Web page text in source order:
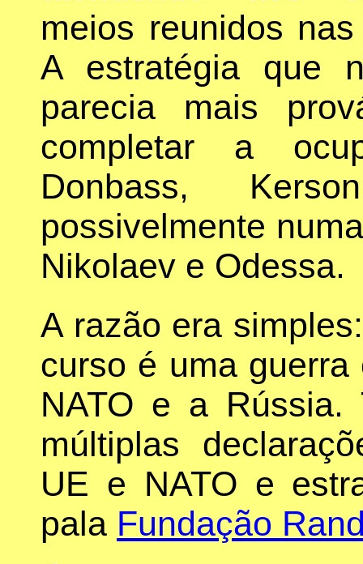
meios reunidos
A estratégia que
parecia mais
completar a
Donbass,
possivelmente
Nikolaev e Odessa.
A razão era
curso é uma
NATO e a Rússia.
múltiplas
UE e NATO e
pala Fundação